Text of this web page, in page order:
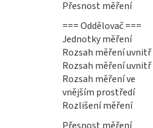
Přesnost měření
=== Oddělovač ===
Jednotky měření
Rozsah měření uvnitř
Rozsah měření uvnitř
Rozsah měření ve
vnějším prostředí
Rozlišení měření